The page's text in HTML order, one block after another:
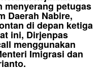
menyerang petugas
Daerah Nabire,
di depan ketiga
ini, Dirjenpas
menggunakan
Imigrasi dan